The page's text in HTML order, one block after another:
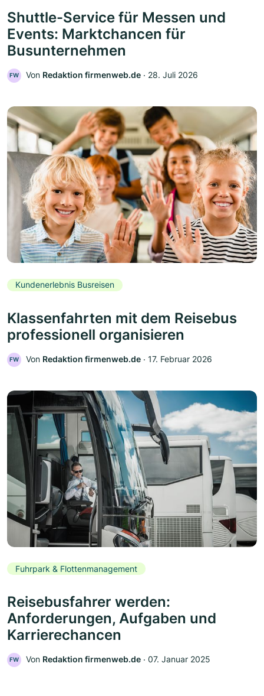
Shuttle-Service für Messen und
Events: Marktchancen für
Busunternehmen
FW Von Redaktion firmenweb.de ‧ 28. Juli 2026
Kundenerlebnis Busreisen
Klassenfahrten mit dem Reisebus
professionell organisieren
FW Von Redaktion firmenweb.de ‧ 17. Februar 2026
Fuhrpark & Flottenmanagement
Reisebusfahrer werden:
Anforderungen, Aufgaben und
Karrierechancen
FW Von Redaktion firmenweb.de ‧ 07. Januar 2025